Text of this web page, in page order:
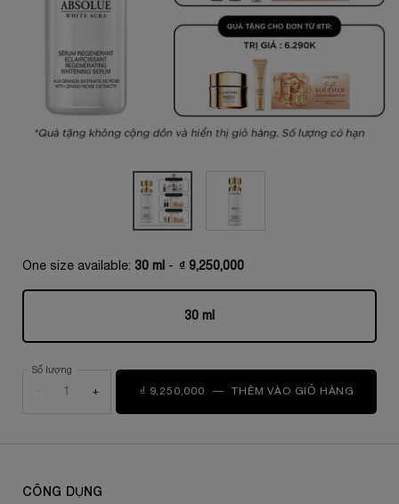
One size available: 30 ml - ₫ 9,250,000
Selected
30 ml
, 1 of 1
Số lượng
+ ₫ 9,250,000 ― THÊM VÀO GIỎ HÀNG
PDP Tabs
CÔNG DỤNG